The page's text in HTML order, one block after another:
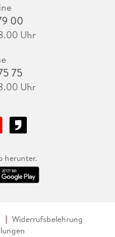
00
Uhr
75
Uhr
herunter.
Widerrufsbelehrung